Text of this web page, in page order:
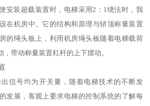
安装超载装置时，电梯采用2：1绕法时，我
在机房中。它的结构和原理与轿顶称量装置
的绳头板上，利用机房绳头板随着电梯载荷
带动称量装置杠杆的上下摆动。
信号均为开关量，随着电梯技术的不断发
发展，客观上要求电梯的控制系统的了解每